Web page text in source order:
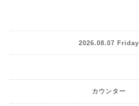
2026.08.07 Friday
カウンター